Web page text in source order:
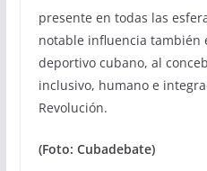
presente en todas las
notable influencia también
deportivo cubano, al
inclusivo, humano e
Revolución.
(Foto: Cubadebate)